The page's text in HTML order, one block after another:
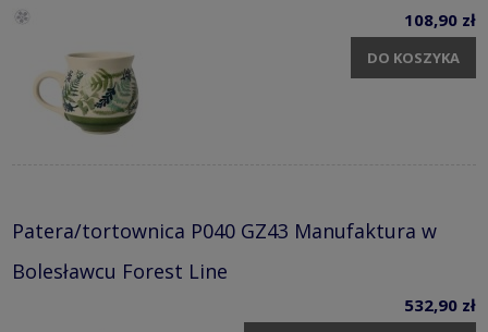
108,90 zł
DO KOSZYKA
Patera/tortownica P040 GZ43 Manufaktura w
Bolesławcu Forest Line
532,90 zł